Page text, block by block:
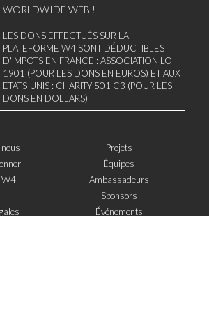
WORLDWIDE WEB !
LES DONS EFFECTUÉS SUR LA
PLATEFORME W4 SONT DÉDUCTIBLES
D'IMPÔTS EN FRANCE : ASSOCIATION LOI
1901 (POUR LES DONS EN EUROS) ET AUX
ETATS-UNIS : CHARITY 501 C3 (POUR LES
DONS EN DOLLARS)
W4
Projets
Équipes
Ambassadeurs
Sponsors
Événements